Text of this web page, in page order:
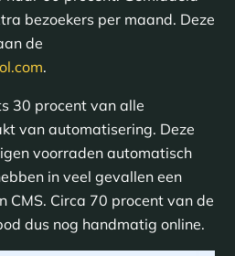
bezoekers per maand. Deze
de
.
30 procent van alle
van automatisering. Deze
voorraden automatisch
in veel gevallen een
CMS. Circa 70 procent van de
dus nog handmatig online.